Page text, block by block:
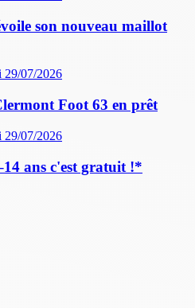
son nouveau maillot
29/07/2026
Foot 63 en prêt
29/07/2026
ans c'est gratuit !*